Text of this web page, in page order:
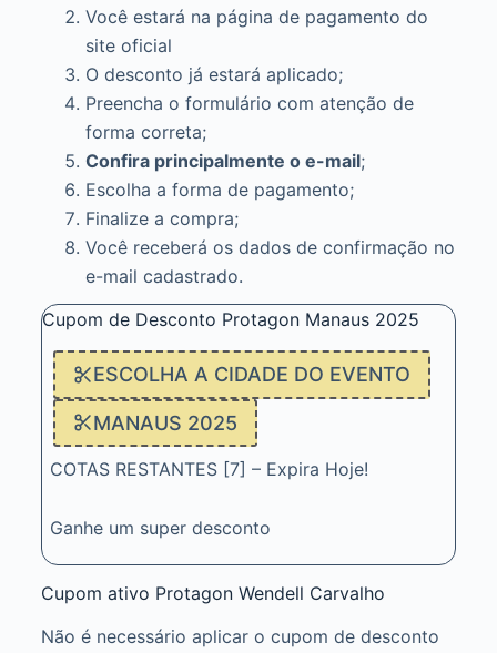
Você estará na página de pagamento do
site oficial
O desconto já estará aplicado;
Preencha o formulário com atenção de
forma correta;
Confira principalmente o e-mail;
Escolha a forma de pagamento;
Finalize a compra;
Você receberá os dados de confirmação no
e-mail cadastrado.
Cupom de Desconto Protagon Manaus 2025
ESCOLHA A CIDADE DO EVENTO
MANAUS 2025
COTAS RESTANTES [7] – Expira Hoje!
Ganhe um super desconto
Cupom ativo Protagon Wendell Carvalho
Não é necessário aplicar o cupom de desconto